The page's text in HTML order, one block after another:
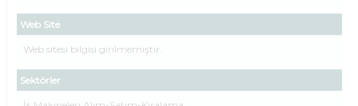
Web Site
Web sitesi bilgisi girilmemiştir.
Sektörler